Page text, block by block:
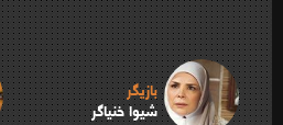
بازیگر
شیوا خنیاگر